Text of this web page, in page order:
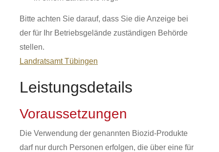
Bitte achten Sie darauf, dass Sie die Anzeige bei
der für Ihr Betriebsgelände zuständigen Behörde
stellen.
Landratsamt Tübingen
Leistungsdetails
Voraussetzungen
Die Verwendung der genannten Biozid-Produkte
darf nur durch Personen erfolgen, die über eine für